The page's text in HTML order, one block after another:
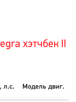
хэтчбек II
л.с. Модель двиг.